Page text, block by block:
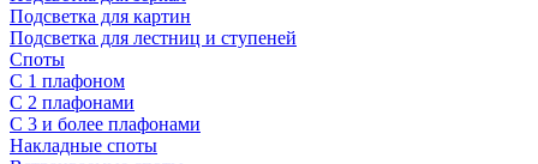
Подсветка для картин
Подсветка для лестниц и ступеней
Споты
С 1 плафоном
С 2 плафонами
С 3 и более плафонами
Накладные споты